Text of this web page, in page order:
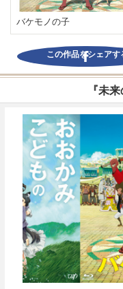
バケモノの子
この作品をシェアす
『未